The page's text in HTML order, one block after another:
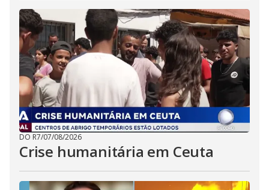
DO R7/07/08/2026
Crise humanitária em Ceuta